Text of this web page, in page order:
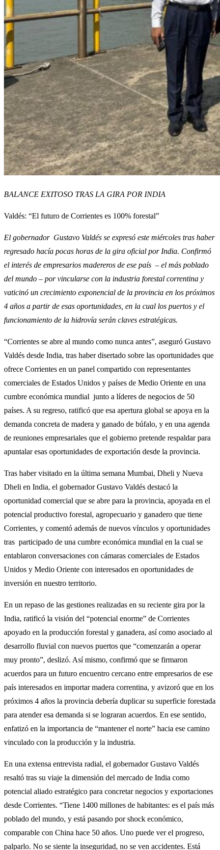
BALANCE EXITOSO TRAS LA GIRA POR INDIA
Valdés: “El futuro de Corrientes es 100% forestal”
El gobernador Gustavo Valdés se expresó este miércoles tras haber
regresado hacía pocas horas de la gira oficial por India. Confirmó
el interés de empresarios madereros de ese país – el más poblado
del mundo – por vincularse con la industria forestal correntina y
vaticinó un crecimiento exponencial de la provincia en los próximos
4 años a partir de esas oportunidades, en la cual los puertos y el
funcionamiento de la hidrovía serán claves estratégicas.
“Corrientes se abre al mundo como nunca antes”, aseguró Gustavo
Valdés desde India, tras haber disertado sobre las oportunidades que
ofrece Corrientes en un panel compartido con representantes
comerciales de Estados Unidos y países de Medio Oriente en una
cumbre económica mundial junto a líderes de negocios de 50
países. A su regreso, ratificó que esa apertura global se apoya en la
demanda concreta de madera y ganado de búfalo, y en una agenda
de reuniones empresariales que el gobierno pretende respaldar para
apuntalar esas oportunidades de exportación desde la provincia.
Tras haber visitado en la última semana Mumbai, Dheli y Nueva
Dheli en India, el gobernador Gustavo Valdés destacó la
oportunidad comercial que se abre para la provincia, apoyada en el
potencial productivo forestal, agropecuario y ganadero que tiene
Corrientes, y comentó además de nuevos vínculos y oportunidades
tras participado de una cumbre económica mundial en la cual se
entablaron conversaciones con cámaras comerciales de Estados
Unidos y Medio Oriente con interesados en oportunidades de
inversión en nuestro territorio.
En un repaso de las gestiones realizadas en su reciente gira por la
India, ratificó la visión del “potencial enorme” de Corrientes
apoyado en la producción forestal y ganadera, así como asociado al
desarrollo fluvial con nuevos puertos que “comenzarán a operar
muy pronto”, deslizó. Así mismo, confirmó que se firmaron
acuerdos para un futuro encuentro cercano entre empresarios de ese
país interesados en importar madera correntina, y avizoró que en los
próximos 4 años la provincia debería duplicar su superficie forestada
para atender esa demanda si se lograran acuerdos. En ese sentido,
enfatizó en la importancia de “mantener el norte” hacia ese camino
vinculado con la producción y la industria.
En una extensa entrevista radial, el gobernador Gustavo Valdés
resaltó tras su viaje la dimensión del mercado de India como
potencial aliado estratégico para concretar negocios y exportaciones
desde Corrientes. “Tiene 1400 millones de habitantes: es el país más
poblado del mundo, y está pasando por shock económico,
comparable con China hace 50 años. Uno puede ver el progreso,
palparlo. No se siente la inseguridad, no se ven accidentes. Está